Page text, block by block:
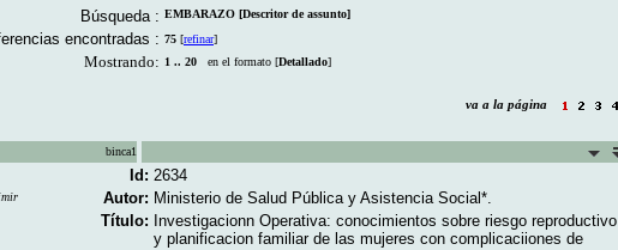
Búsqueda : EMBARAZO [Descritor de assunto]
encontradas : 75 [refinar]
Mostrando: 1 .. 20 en el formato [Detallado]
va a la página
binca1
Id: 2634
Autor: Ministerio de Salud Pública y Asistencia Social*.
Título: Investigacionn Operativa: conocimientos sobre riesgo reproductivo
y planificacion familiar de las mujeres con complicaciiones de